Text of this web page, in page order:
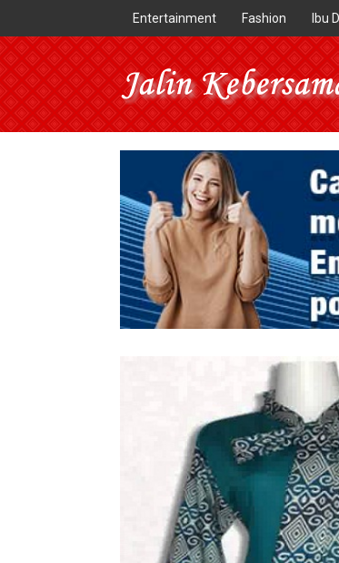
Entertainment Fashion Ibu